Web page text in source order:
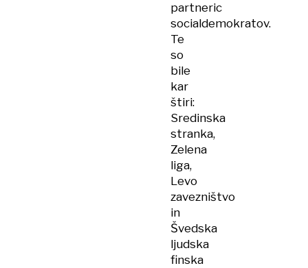
partneric
socialdemokratov.
Te
so
bile
kar
štiri:
Sredinska
stranka,
Zelena
liga,
Levo
zavezništvo
in
Švedska
ljudska
finska